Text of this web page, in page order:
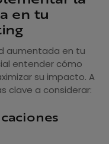
en tu
aumentada en tu
entender cómo
su impacto. A
clave a considerar: